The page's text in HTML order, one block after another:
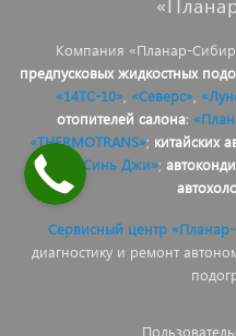
Компания «Планар-
предпусковых жидкостных
«14ТС-10», «Северс»,
отопителей салона:
«THERMOTRANS»; китайских
«Синь Джи»;
Сервисный центр
диагностику и ремонт